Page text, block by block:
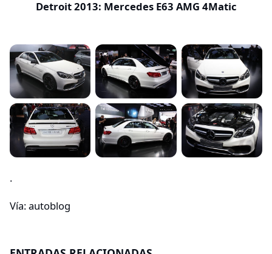
Detroit 2013: Mercedes E63 AMG 4Matic
.
Vía: autoblog